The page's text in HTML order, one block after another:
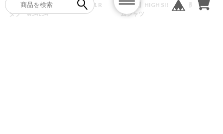
【古着・デニム】リーバイス511 R
タブ w34L34
【古着】HIGH SIERRA 長袖デニ
ムシャツ